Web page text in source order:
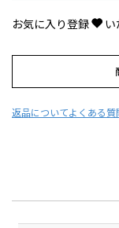
お気に入り登録
返品についてよくある